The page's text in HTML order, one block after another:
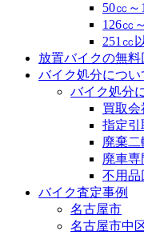
50㏄
126㏄
251㏄
放置バイクの無料
バイク処分につい
バイク処分
買取会
指定引
廃棄
廃車
不用品
バイク査定事例
名古屋市
名古屋市中